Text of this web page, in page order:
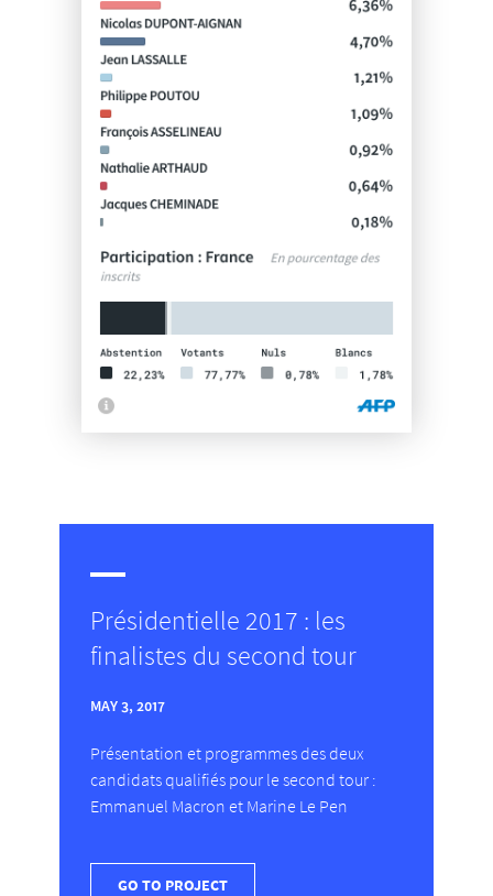
Présidentielle 2017 : les
finalistes du second tour
MAY 3, 2017
Présentation et programmes des deux
candidats qualifiés pour le second tour :
Emmanuel Macron et Marine Le Pen
GO TO PROJECT